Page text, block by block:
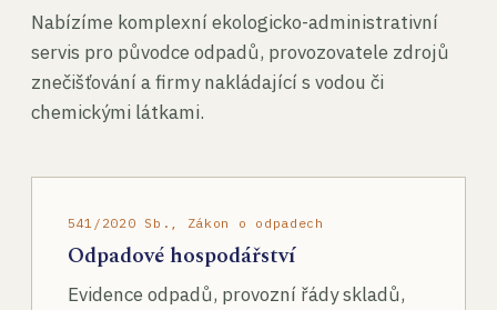
Nabízíme komplexní ekologicko-administrativní
servis pro původce odpadů, provozovatele zdrojů
znečišťování a firmy nakládající s vodou či
chemickými látkami.
541/2020 Sb., Zákon o odpadech
Odpadové hospodářství
Evidence odpadů, provozní řády skladů,